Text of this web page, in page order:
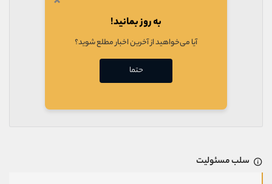
سلب مسئولیت
به روز بمانید!
آیا می‌خواهید از آخرین اخبار مطلع شوید؟
حتما